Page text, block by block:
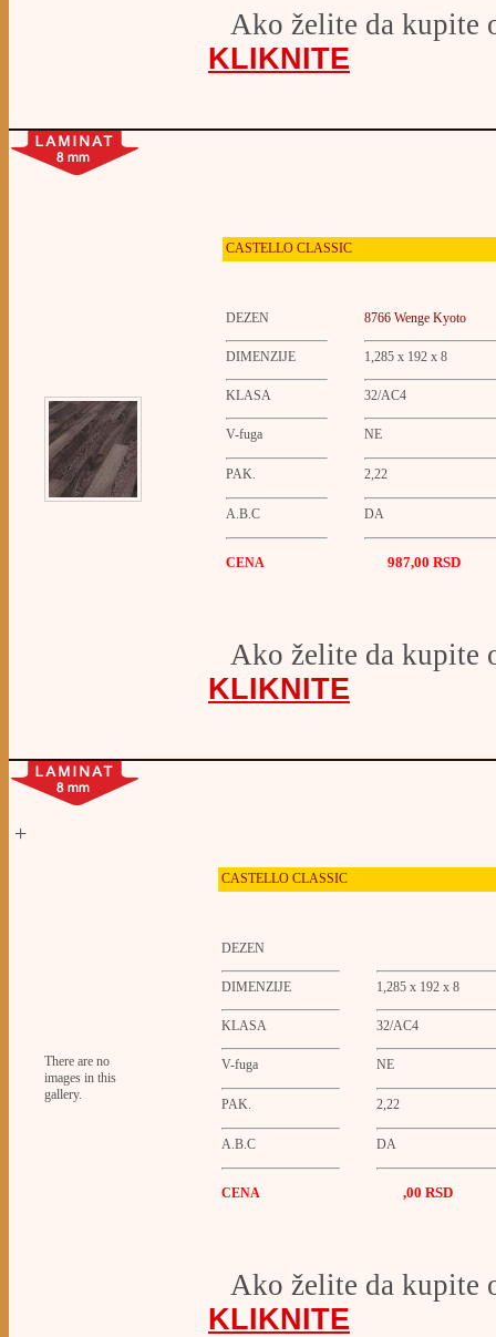
Ako želite da kupite
KLIKNITE
CASTELLO CLASSIC
DEZEN 8766 Wenge Kyoto
DIMENZIJE 1,285 x 192 x 8
KLASA 32/AC4
V-fuga NE
PAK. 2,22
A.B.C DA
CENA 987,00 RSD
Ako želite da kupite
KLIKNITE
+
CASTELLO CLASSIC
There are no
images in this
gallery.
DEZEN
DIMENZIJE 1,285 x 192 x 8
KLASA 32/AC4
V-fuga NE
PAK. 2,22
A.B.C DA
CENA ,00 RSD
Ako želite da kupite
KLIKNITE